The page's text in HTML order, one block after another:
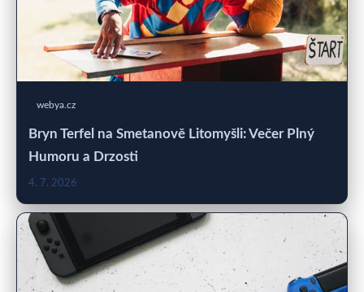
webya.cz
Bryn Terfel na Smetanově Litomyšli: Večer Plný
Humoru a Drzosti
4. 7. 2026